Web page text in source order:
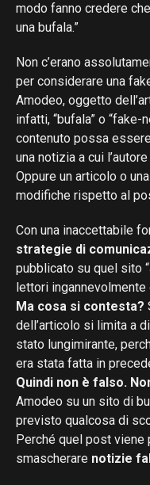
modo fanno credere
una bufala.”
Non c’erano
per considerare una
Amodeo, oggetto
infatti, “bufala” o
contenuto possa
una notizia a cui
Oppure un articolo o
modifiche rispetto al
Con una inaccettabile
strategie di
pubblicato su quel sito
lettori
Ma cosa si contesta?
dell’articolo si limita a
stato lungimirante,
era stata fatta in
Quindi non è falso.
Amodeo su un sito di
previsto qualcosa di
Perché quel post
smascherare notizie